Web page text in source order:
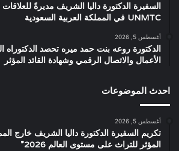
السفيرة الدكتورة داليا الشريف مديرةً
UNMTC في المملكة العربية السعودية
أغسطس 5, 2026
الدكتورة روعه بنت حمد ميره تحصد الدكتوراه
الأعمال والاتصال الرقمي وشهادة القائد المؤثر
احدث الموضوعات
أغسطس 5, 2026
تكريم السفيرة الدكتورة داليا الشريف خارج
المؤثر للتراث على مستوى العالم 2026”